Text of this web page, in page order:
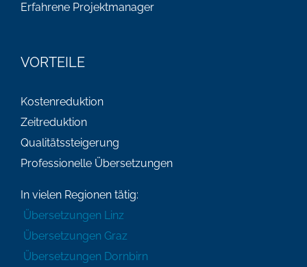
Erfahrene Projektmanager
VORTEILE
Kostenreduktion
Zeitreduktion
Qualitätssteigerung
Professionelle Übersetzungen
In vielen Regionen tätig:
Übersetzungen Linz
Übersetzungen Graz
Übersetzungen Dornbirn